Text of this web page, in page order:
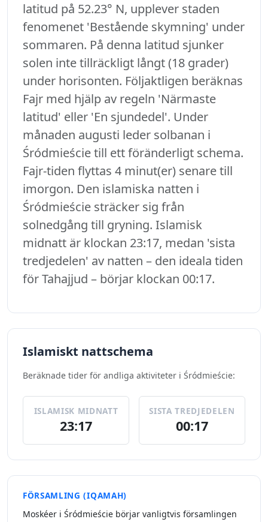
latitud på 52.23° N, upplever staden
fenomenet 'Bestående skymning' under
sommaren. På denna latitud sjunker
solen inte tillräckligt långt (18 grader)
under horisonten. Följaktligen beräknas
Fajr med hjälp av regeln 'Närmaste
latitud' eller 'En sjundedel'. Under
månaden augusti leder solbanan i
Śródmieście till ett föränderligt schema.
Fajr-tiden flyttas 4 minut(er) senare till
imorgon. Den islamiska natten i
Śródmieście sträcker sig från
solnedgång till gryning. Islamisk
midnatt är klockan 23:17, medan 'sista
tredjedelen' av natten – den ideala tiden
för Tahajjud – börjar klockan 00:17.
Islamiskt nattschema
Beräknade tider för andliga aktiviteter i Śródmieście:
ISLAMISK MIDNATT
23:17
SISTA TREDJEDELEN
00:17
FÖRSAMLING (IQAMAH)
Moskéer i Śródmieście börjar vanligtvis församlingen